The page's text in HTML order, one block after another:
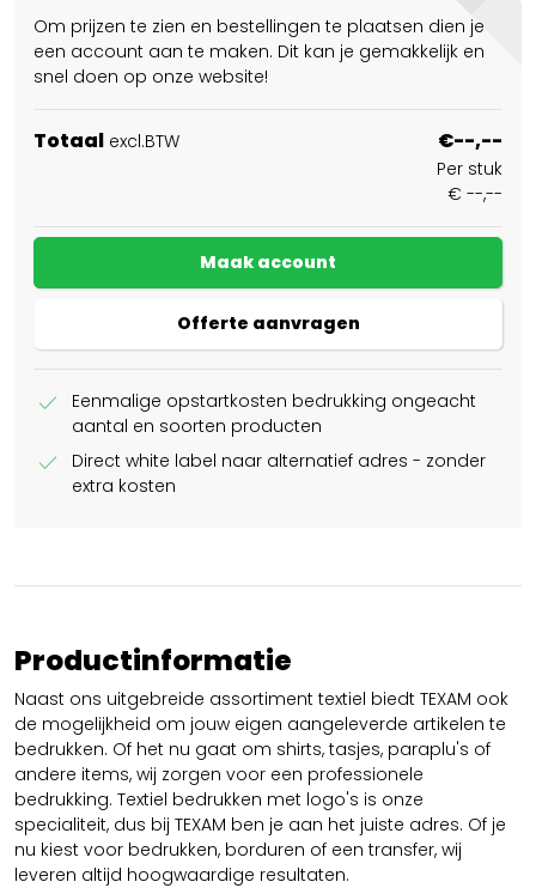
Om prijzen te zien en bestellingen te plaatsen dien je
een account aan te maken. Dit kan je gemakkelijk en
snel doen op onze website!
Totaal excl.BTW €--,--
Per stuk
€ --,--
Maak account
Offerte aanvragen
check
Eenmalige opstartkosten bedrukking ongeacht
aantal en soorten producten
check
Direct white label naar alternatief adres - zonder
extra kosten
Productinformatie
Naast ons uitgebreide assortiment textiel biedt TEXAM ook
de mogelijkheid om jouw eigen aangeleverde artikelen te
bedrukken. Of het nu gaat om shirts, tasjes, paraplu's of
andere items, wij zorgen voor een professionele
bedrukking. Textiel bedrukken met logo's is onze
specialiteit, dus bij TEXAM ben je aan het juiste adres. Of je
nu kiest voor bedrukken, borduren of een transfer, wij
leveren altijd hoogwaardige resultaten.